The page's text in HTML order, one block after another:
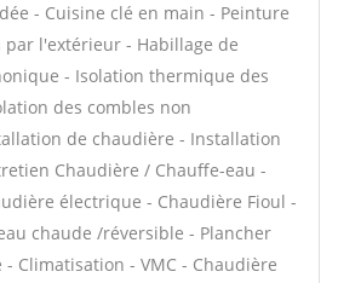
- Cuisine clé en main - Peinture
par l'extérieur - Habillage de
- Isolation thermique des
des combles non
de chaudière - Installation
Chaudière / Chauffe-eau -
électrique - Chaudière Fioul -
chaude /réversible - Plancher
Climatisation - VMC - Chaudière